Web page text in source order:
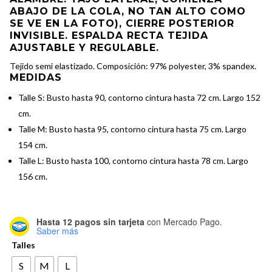
ABAJO DE LA COLA, NO TAN ALTO COMO
SE VE EN LA FOTO), CIERRE POSTERIOR
INVISIBLE. ESPALDA RECTA TEJIDA
AJUSTABLE Y REGULABLE.
Tejido semi elastizado. Composición: 97% polyester, 3% spandex.
MEDIDAS
Talle S: Busto hasta 90, contorno cintura hasta 72 cm. Largo 152
cm.
Talle M: Busto hasta 95, contorno cintura hasta 75 cm. Largo
154 cm.
Talle L: Busto hasta 100, contorno cintura hasta 78 cm. Largo
156 cm.
Hasta 12 pagos sin tarjetacon Mercado Pago.
Saber más
Talles
S M L